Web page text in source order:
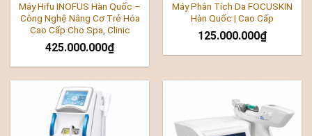
Máy Hifu INOFUS Hàn Quốc –
Công Nghệ Nâng Cơ Trẻ Hóa
Cao Cấp Cho Spa, Clinic
425.000.000₫
Máy Phân Tích Da FOCUSKIN
Hàn Quốc | Cao Cấp
125.000.000₫